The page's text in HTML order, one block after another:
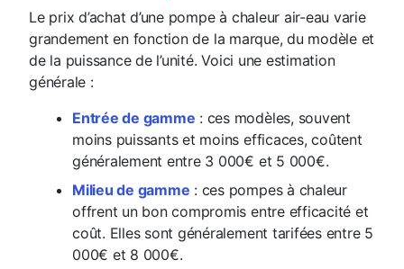
Le prix d’achat d’une pompe à chaleur air-eau varie
grandement en fonction de la marque, du modèle et
de la puissance de l’unité. Voici une estimation
générale :
Entrée de gamme : ces modèles, souvent
moins puissants et moins efficaces, coûtent
généralement entre 3 000€ et 5 000€.
Milieu de gamme : ces pompes à chaleur
offrent un bon compromis entre efficacité et
coût. Elles sont généralement tarifées entre 5
000€ et 8 000€.